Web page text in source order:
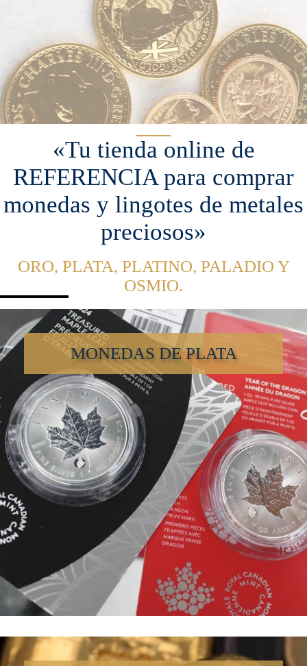
«Tu tienda online de
REFERENCIA para comprar
monedas y lingotes de metales
preciosos»
ORO, PLATA, PLATINO, PALADIO Y
OSMIO.
MONEDAS DE PLATA